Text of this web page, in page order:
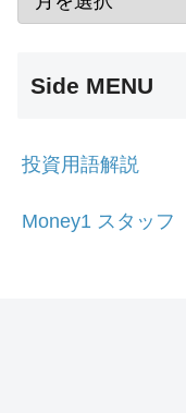
Side MENU
投資用語解説
Money1 スタッフ